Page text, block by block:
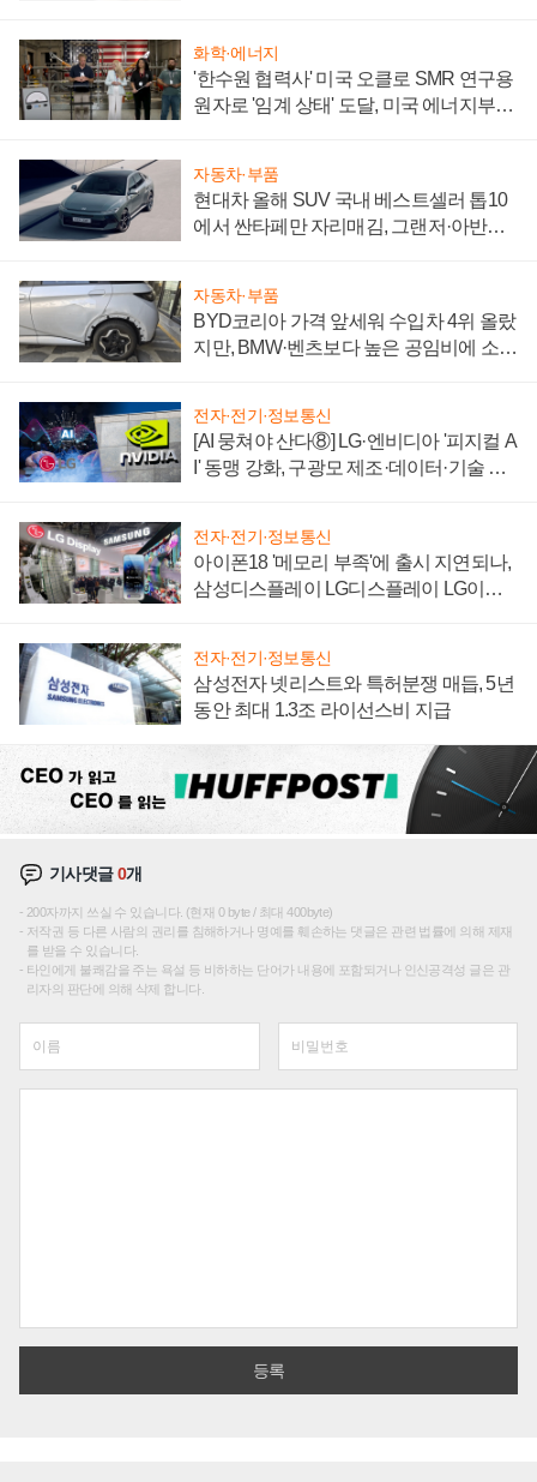
화학·에너지
'한수원 협력사' 미국 오클로 SMR 연구용
원자로 '임계 상태' 도달, 미국 에너지부
자동차·부품
현대차 올해 SUV 국내 베스트셀러 톱10
에서 싼타페만 자리매김, 그랜저·아반떼
자동차·부품
BYD코리아 가격 앞세워 수입차 4위 올랐
지만, BMW·벤츠보다 높은 공임비에 소비
전자·전기·정보통신
[AI 뭉쳐야 산다⑧] LG·엔비디아 '피지컬 A
I' 동맹 강화, 구광모 제조·데이터·기술 결
전자·전기·정보통신
아이폰18 '메모리 부족'에 출시 지연되나,
삼성디스플레이 LG디스플레이 LG이노
전자·전기·정보통신
삼성전자 넷리스트와 특허분쟁 매듭, 5년
동안 최대 1.3조 라이선스비 지급
기사댓글0개
200자까지 쓰실 수 있습니다. (현재 0 byte / 최대 400byte)
저작권 등 다른 사람의 권리를 침해하거나 명예를 훼손하는 댓글은 관련 법률에 의해 제재
를 받을 수 있습니다.
타인에게 불쾌감을 주는 욕설 등 비하하는 단어가 내용에 포함되거나 인신공격성 글은 관
리자의 판단에 의해 삭제 합니다.